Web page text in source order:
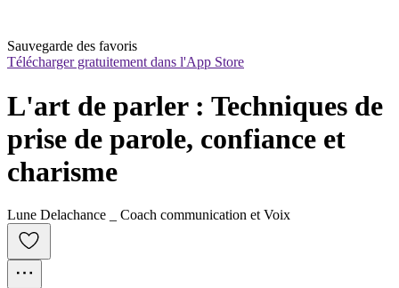
Sauvegarde des favoris
Télécharger gratuitement dans l'App Store
L'art de parler : Techniques de
prise de parole, confiance et
charisme
Lune Delachance _ Coach communication et Voix